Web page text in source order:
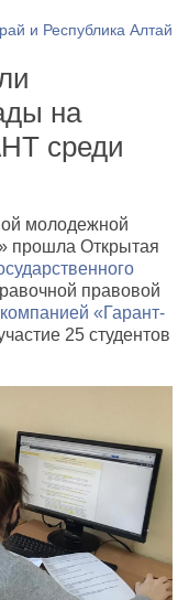
и Республика Алтай
на
среди
молодежной
прошла Открытая
правовой
компанией «Гарант-
25 студентов